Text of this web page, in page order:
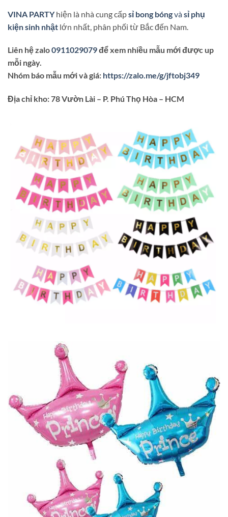
VINA PARTYhiện là nhà cung cấpsỉ bong bóngvàsỉ phụ
kiện sinh nhật lớn nhất, phân phối từ Bắc đến Nam.
Liên hệ zalo0911029079để xem nhiều mẫu mới được up
mỗi ngày.
Nhóm báo mẫu mới và giá: https://zalo.me/g/jftobj349
Địa chỉ kho: 78 Vườn Lài – P. Phú Thọ Hòa – HCM